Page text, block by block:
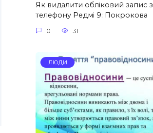
Як видалити обліковий запис з
телефону Редмі 9: Покрокова
0 31
ЛЮДИ